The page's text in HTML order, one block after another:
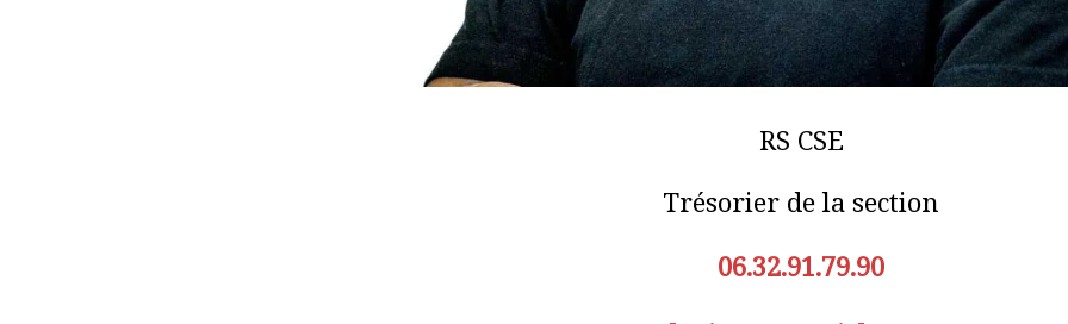
RS CSE
Trésorier de la section
06.32.91.79.90